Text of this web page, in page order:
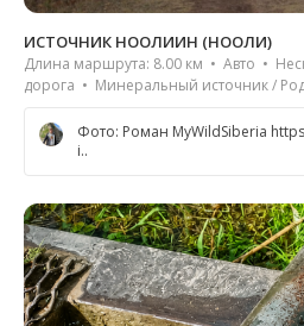
ИСТОЧНИК НООЛИИН (НООЛИ)
Длина маршрута: 8.00 км • Авто •
дорога • Минеральный источник /
Фото: Роман MyWildSiberia
i..